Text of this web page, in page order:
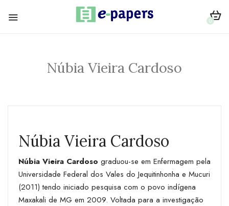
0
Núbia Vieira Cardoso
Núbia Vieira Cardoso
Núbia Vieira Cardoso graduou-se em Enfermagem pela
Universidade Federal dos Vales do Jequitinhonha e Mucuri
(2011) tendo iniciado pesquisa com o povo indígena
Maxakali de MG em 2009. Voltada para a investigação